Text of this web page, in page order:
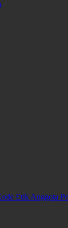
Etik Anggota